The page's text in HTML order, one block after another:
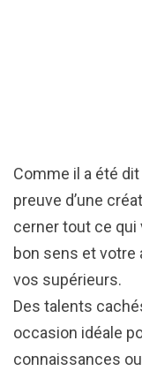
Comme il a été
preuve d’une
cerner tout ce qui
bon sens et votre
vos supérieurs.
Des talents
occasion idéale
connaissances